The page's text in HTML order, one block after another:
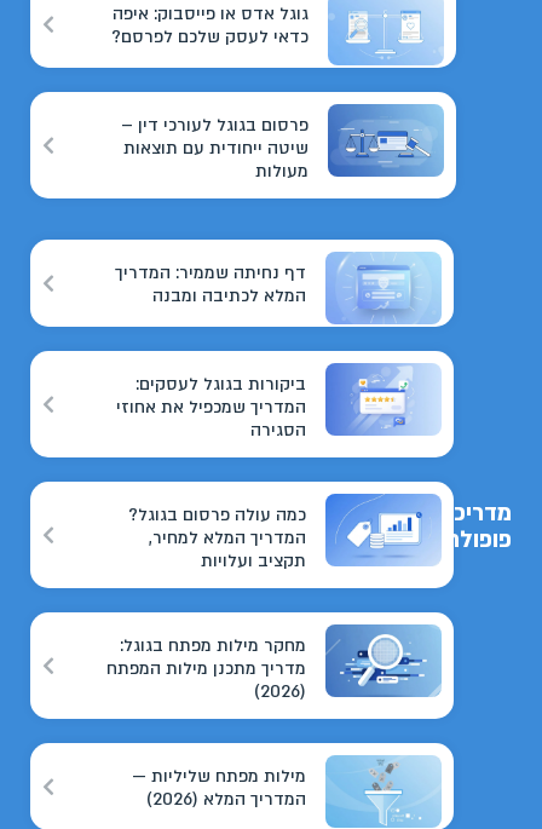
גוגל אדס או פייסבוק: איפה
כדאי לעסק שלכם לפרסם?
פרסום בגוגל לעורכי דין –
שיטה ייחודית עם תוצאות
מעולות
מדריכים
פופולריים
דף נחיתה שממיר: המדריך
המלא לכתיבה ומבנה
ביקורות בגוגל לעסקים:
המדריך שמכפיל את אחוזי
הסגירה
כמה עולה פרסום בגוגל?
המדריך המלא למחיר,
תקציב ועלויות
מחקר מילות מפתח בגוגל:
מדריך מתכנן מילות המפתח
(2026)
מילות מפתח שליליות —
המדריך המלא (2026)